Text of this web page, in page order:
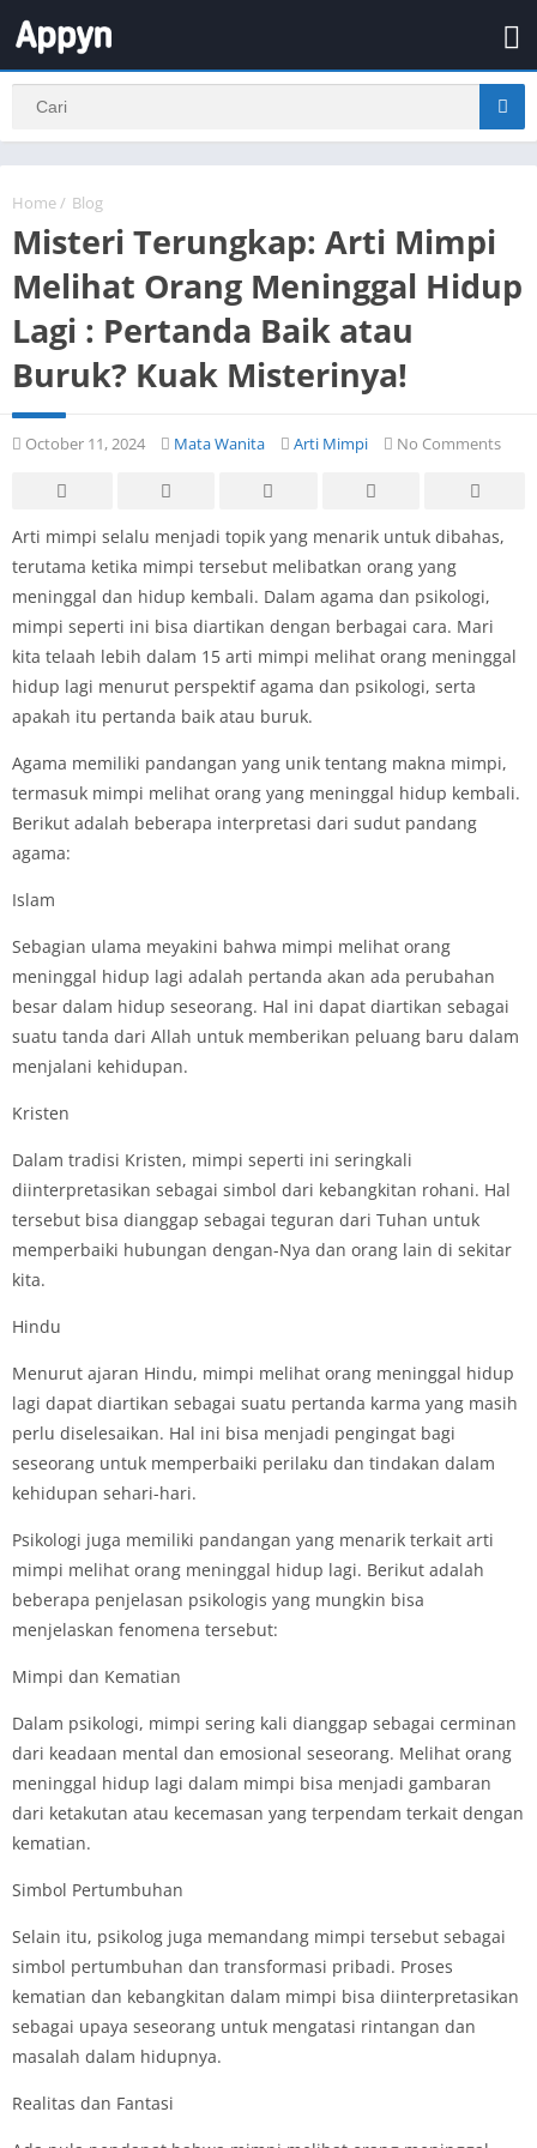
Home / Blog
Misteri Terungkap: Arti Mimpi
Melihat Orang Meninggal Hidup
Lagi : Pertanda Baik atau
Buruk? Kuak Misterinya!
October 11, 2024 Mata Wanita Arti Mimpi No Comments
Arti mimpi selalu menjadi topik yang menarik untuk dibahas,
terutama ketika mimpi tersebut melibatkan orang yang
meninggal dan hidup kembali. Dalam agama dan psikologi,
mimpi seperti ini bisa diartikan dengan berbagai cara. Mari
kita telaah lebih dalam 15 arti mimpi melihat orang meninggal
hidup lagi menurut perspektif agama dan psikologi, serta
apakah itu pertanda baik atau buruk.
Agama memiliki pandangan yang unik tentang makna mimpi,
termasuk mimpi melihat orang yang meninggal hidup kembali.
Berikut adalah beberapa interpretasi dari sudut pandang
agama:
Islam
Sebagian ulama meyakini bahwa mimpi melihat orang
meninggal hidup lagi adalah pertanda akan ada perubahan
besar dalam hidup seseorang. Hal ini dapat diartikan sebagai
suatu tanda dari Allah untuk memberikan peluang baru dalam
menjalani kehidupan.
Kristen
Dalam tradisi Kristen, mimpi seperti ini seringkali
diinterpretasikan sebagai simbol dari kebangkitan rohani. Hal
tersebut bisa dianggap sebagai teguran dari Tuhan untuk
memperbaiki hubungan dengan-Nya dan orang lain di sekitar
kita.
Hindu
Menurut ajaran Hindu, mimpi melihat orang meninggal hidup
lagi dapat diartikan sebagai suatu pertanda karma yang masih
perlu diselesaikan. Hal ini bisa menjadi pengingat bagi
seseorang untuk memperbaiki perilaku dan tindakan dalam
kehidupan sehari-hari.
Psikologi juga memiliki pandangan yang menarik terkait arti
mimpi melihat orang meninggal hidup lagi. Berikut adalah
beberapa penjelasan psikologis yang mungkin bisa
menjelaskan fenomena tersebut:
Mimpi dan Kematian
Dalam psikologi, mimpi sering kali dianggap sebagai cerminan
dari keadaan mental dan emosional seseorang. Melihat orang
meninggal hidup lagi dalam mimpi bisa menjadi gambaran
dari ketakutan atau kecemasan yang terpendam terkait dengan
kematian.
Simbol Pertumbuhan
Selain itu, psikolog juga memandang mimpi tersebut sebagai
simbol pertumbuhan dan transformasi pribadi. Proses
kematian dan kebangkitan dalam mimpi bisa diinterpretasikan
sebagai upaya seseorang untuk mengatasi rintangan dan
masalah dalam hidupnya.
Realitas dan Fantasi